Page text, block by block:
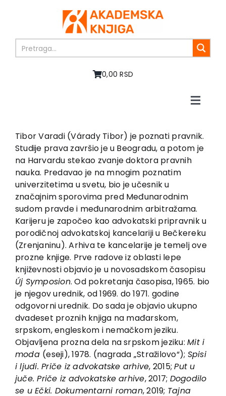
0,00 RSD
Toggle
About us
Books
In preparation
Sale
Authors
News
EU PROJECTS
Contact
Tibor Varadi (Várady Tibor) je poznati pravnik.
Studije prava završio je u Beogradu, a potom je
na Harvardu stekao zvanje doktora pravnih
nauka. Predavao je na mnogim poznatim
univerzitetima u svetu, bio je učesnik u
značajnim sporovima pred Međunarodnim
sudom pravde i međunarodnim arbitražama.
Karijeru je započeo kao advokatski pripravnik u
porodičnoj advokatskoj kancelariji u Bečkereku
(Zrenjaninu). Arhiva te kancelarije je temelj ove
prozne knjige. Prve radove iz oblasti lepe
književnosti objavio je u novosadskom časopisu
Új Symposion. Od pokretanja časopisa, 1965. bio
je njegov urednik, od 1969. do 1971. godine
odgovorni urednik. Do sada je objavio ukupno
dvadeset proznih knjiga na mađarskom,
srpskom, engleskom i nemačkom jeziku.
Objavljena prozna dela na srpskom jeziku:Mit i
moda (eseji), 1978. (nagrada „Stražilovo“); Spisi
i ljudi. Priče iz advokatske arhive, 2015;Put u
juče. Priče iz advokatske arhive, 2017; Dogodilo
se u Ečki. Dokumentarni roman, 2019; Tajna